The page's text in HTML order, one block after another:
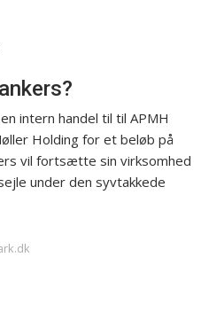
intern handel til til APMH
Holding for et beløb på
vil fortsætte sin virksomhed
under den syvtakkede